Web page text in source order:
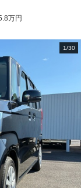
万円
1/30